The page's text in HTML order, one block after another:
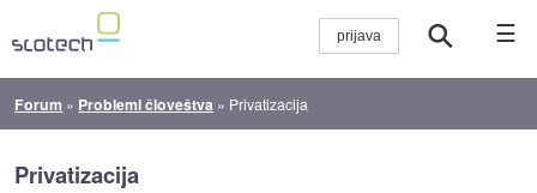
☰
Forum » Problemi človeštva » Privatizacija
Privatizacija